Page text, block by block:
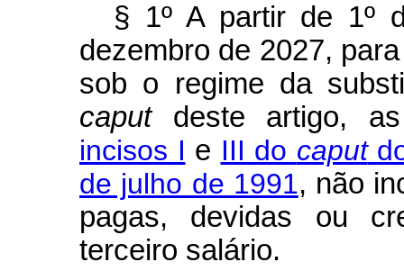
§ 1º A partir de 1º
dezembro de 2027,
sob o regime da
caputdeste artigo, as
incisos I e III do caput
de julho de 1991, não
pagas, devidas ou
terceiro salário.